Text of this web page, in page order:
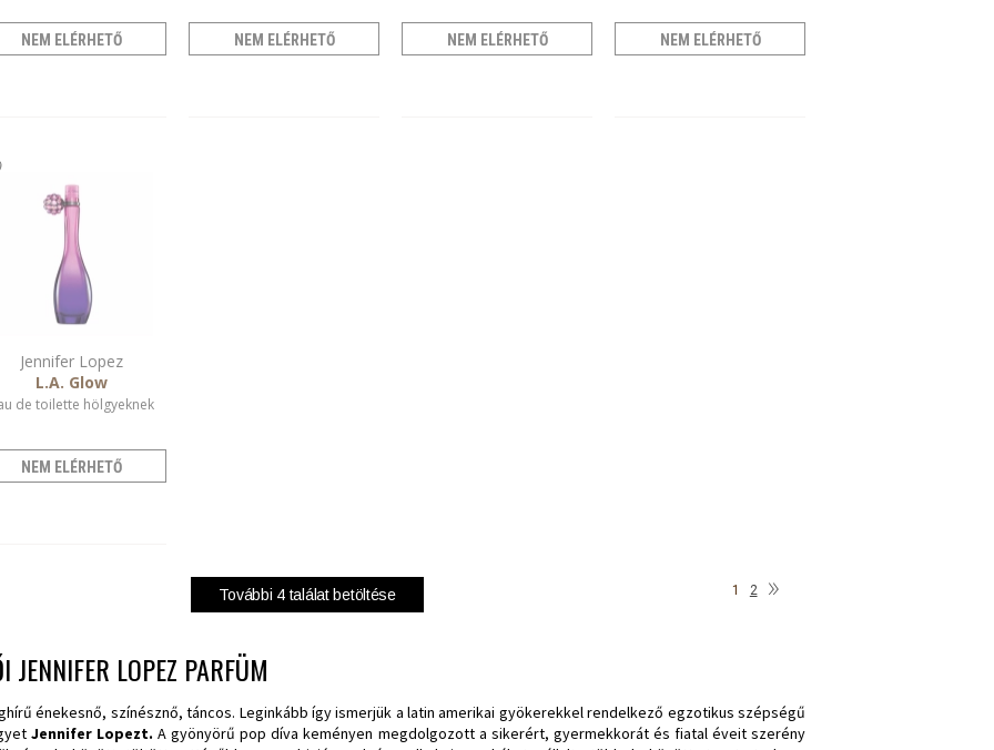
NEM ELÉRHETŐ NEM ELÉRHETŐ NEM ELÉRHETŐ NEM ELÉRHETŐ
Jennifer Lopez
L.A. Glow
de toilette hölgyeknek
NEM ELÉRHETŐ
További 4találat betöltése 1 2 »
JENNIFER LOPEZ PARFÜM
énekesnő, színésznő, táncos. Leginkább így ismerjük a latin amerikai gyökerekkel rendelkező egzotikus szépségű
Jennifer Lopezt. A gyönyörű pop díva keményen megdolgozott a sikerért, gyermekkorát és fiatal éveit szerény